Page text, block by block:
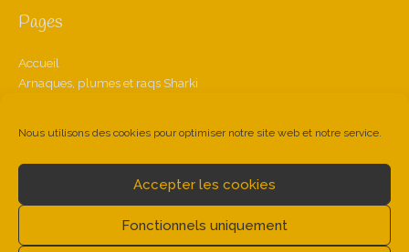
Nous utilisons des cookies pour optimiser notre site web et notre service.
Accepter les cookies
Fonctionnels uniquement
Pages
Accueil
Arnaques, plumes et raqs Sharki
Mentions légales
Politique de cookies (UE)